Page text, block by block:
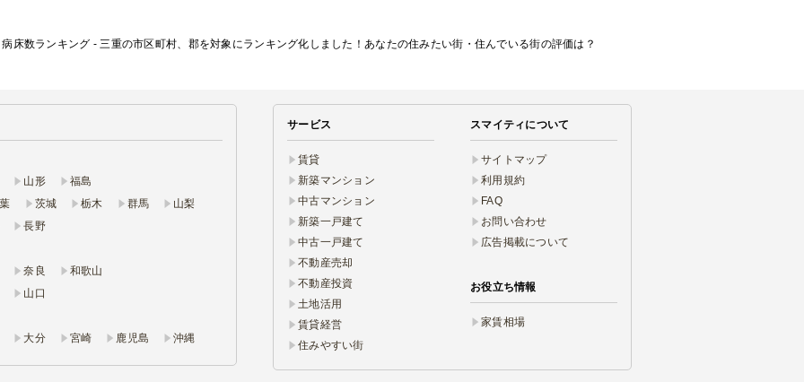
床数ランキング - 三重の市区町村、郡を対象にランキング化しました！あなたの住みたい街・住んでいる街の評価は？
山形
福島
茨城 栃木 群馬
山梨
長野
奈良
和歌山
山口
大分 宮崎 鹿児島 沖縄
サービス
賃貸
新築マンション
中古マンション
新築一戸建て
中古一戸建て
不動産売却
不動産投資
土地活用
賃貸経営
住みやすい街
スマイティについて
サイトマップ
利用規約
FAQ
お問い合わせ
広告掲載について
お役立ち情報
家賃相場